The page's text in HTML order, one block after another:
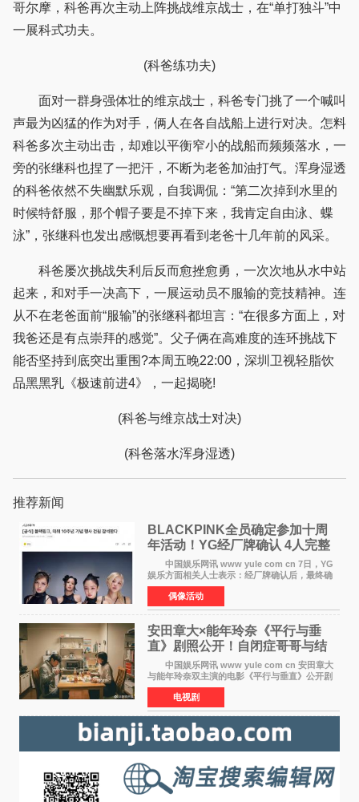
哥尔摩，科爸再次主动上阵挑战维京战士，在“单打独斗”中
一展科式功夫。
(科爸练功夫)
面对一群身强体壮的维京战士，科爸专门挑了一个喊叫
声最为凶猛的作为对手，俩人在各自战船上进行对决。怎料
科爸多次主动出击，却难以平衡窄小的战船而频频落水，一
旁的张继科也捏了一把汗，不断为老爸加油打气。浑身湿透
的科爸依然不失幽默乐观，自我调侃：“第二次掉到水里的
时候特舒服，那个帽子要是不掉下来，我肯定自由泳、蝶
泳”，张继科也发出感慨想要再看到老爸十几年前的风采。
科爸屡次挑战失利后反而愈挫愈勇，一次次地从水中站
起来，和对手一决高下，一展运动员不服输的竞技精神。连
从不在老爸面前“服输”的张继科都坦言：“在很多方面上，对
我爸还是有点崇拜的感觉”。父子俩在高难度的连环挑战下
能否坚持到底突出重围?本周五晚22:00，深圳卫视轻脂饮
品黑黑乳《极速前进4》，一起揭晓!
(科爸与维京战士对决)
(科爸落水浑身湿透)
推荐新闻
BLACKPINK全员确定参加十周
年活动！YG经厂牌确认 4人完整
体合体成行
中国娱乐网讯 www yule com cn 7日，YG
娱乐方面相关人士表示：经厂牌确认后，最终确
定4名成员均将出席。YG方面最终确认了智秀、
JENNIE、ROS&Eacute;、LISA四位
BLACKPINK成员全员出席，使组
偶像活动
安田章大×能年玲奈《平行与垂
直》剧照公开！自闭症哥哥与结
婚前夕妹妹直面未来
中国娱乐网讯 www yule com cn 安田章大
与能年玲奈双主演的电影《平行与垂直》公开剧
照，该片将于8月28日上映。 本片围绕患有自
闭症谱系障碍的哥哥大贵（安田章大 饰）与即将
结婚的妹妹
电视剧